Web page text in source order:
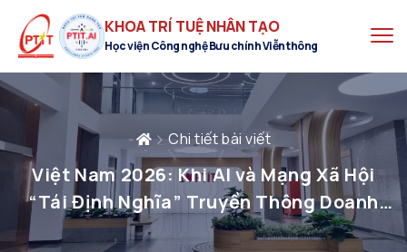
KHOA TRÍ TUỆ NHÂN TẠO
Học viện Công nghệ Bưu chính Viễn thông
Chi tiết bài viết
Việt Nam 2026: Khi AI và Mạng Xã Hội
“Tái Định Nghĩa” Truyền Thông Doanh
Nghiệp